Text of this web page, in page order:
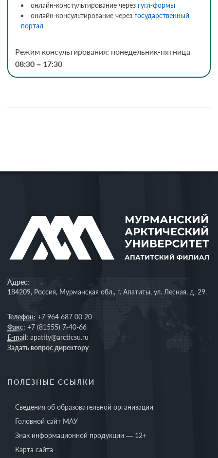
онлайн-констультирование через гугл-формы
онлайн-консультирование через государственный
портал
Режим консультирования: понедельник-пятница
08:30 – 17:30
Адрес:
184209, Россия, Мурманская обл., г. Апатиты, ул. Лесная, д. 29.
Телефон: +7 964 687 00 20
Факс: +7 (81555) 7-40-66
E-mail: apatity@arcticsu.ru
Задать вопрос директору
ПОЛЕЗНЫЕ ССЫЛКИ
Сведения об образовательной организации
Головной сайт МАУ
Знак информационной продукции — 12+
Карта сайта